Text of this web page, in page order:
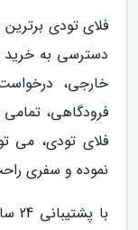
فلای تودی
دسترسی به خرید
فرودگاهی،
فلای تودی، می
نموده و سفری
با